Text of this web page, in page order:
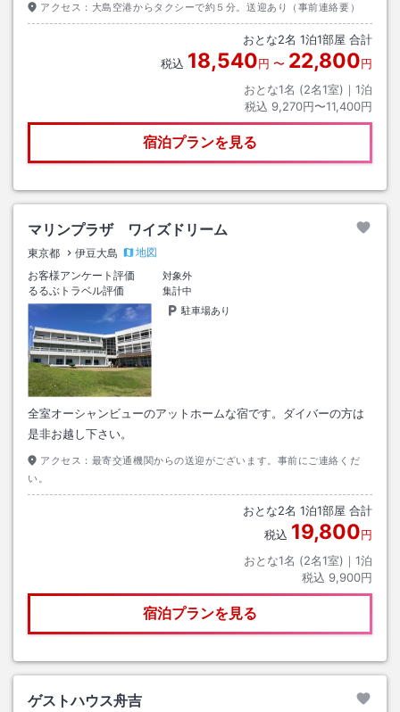
アクセス： 大島空港からタクシーで約５分。送迎あり（事前連絡要）
おとな2名 1泊1部屋 合計
税込 18,540円 〜 22,800円
おとな1名 (2名1室)｜ 1泊
税込 9,270円〜11,400円
宿泊プランを見る
マリンプラザ ワイズドリーム
東京都 伊豆大島
地図
お客様アンケート評価
対象外
るるぶトラベル評価
集計中
駐車場あり
全室オーシャンビューのアットホームな宿です。ダイバーの方は
是非お越し下さい。
アクセス： 最寄交通機関からの送迎がございます。事前にご連絡くだ
い。
おとな2名 1泊1部屋 合計
税込 19,800円
おとな1名 (2名1室)｜ 1泊
税込 9,900円
宿泊プランを見る
ゲストハウス舟吉